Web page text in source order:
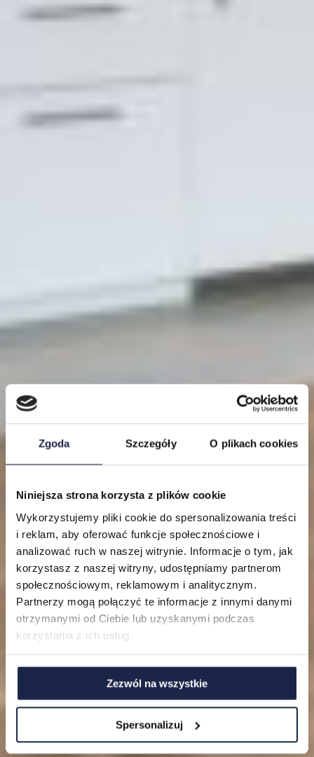
Zgoda Szczegóły O plikach cookies
Niniejsza strona korzysta z plików cookie
Wykorzystujemy pliki cookie do spersonalizowania treści
i reklam, aby oferować funkcje społecznościowe i
analizować ruch w naszej witrynie. Informacje o tym, jak
korzystasz z naszej witryny, udostępniamy partnerom
społecznościowym, reklamowym i analitycznym.
Partnerzy mogą połączyć te informacje z innymi danymi
otrzymanymi od Ciebie lub uzyskanymi podczas
korzystania z ich usług.
Zezwól na wszystkie
Spersonalizuj
Lokalizacje
Mieszkania
O nas
FAQ